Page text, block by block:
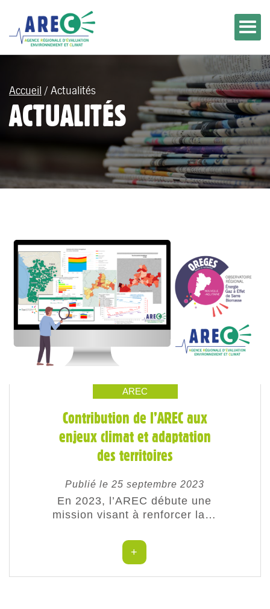
Accueil / Actualités
ACTUALITÉS
AREC
Contribution de l’AREC aux
enjeux climat et adaptation
des territoires
Publié le 25 septembre 2023
En 2023, l’AREC débute une
mission visant à renforcer la…
+